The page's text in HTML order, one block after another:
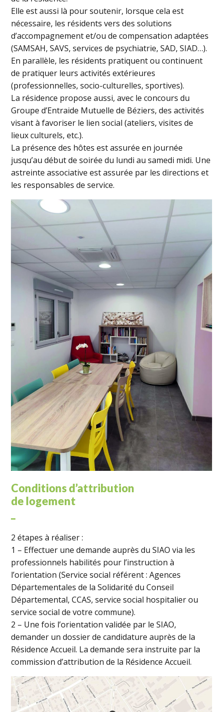
Elle est aussi là pour soutenir, lorsque cela est
nécessaire, les résidents vers des solutions
d’accompagnement et/ou de compensation adaptées
(SAMSAH, SAVS, services de psychiatrie, SAD, SIAD…).
En parallèle, les résidents pratiquent ou continuent
de pratiquer leurs activités extérieures
(professionnelles, socio-culturelles, sportives).
La résidence propose aussi, avec le concours du
Groupe d’Entraide Mutuelle de Béziers, des activités
visant à favoriser le lien social (ateliers, visites de
lieux culturels, etc.).
La présence des hôtes est assurée en journée
jusqu’au début de soirée du lundi au samedi midi. Une
astreinte associative est assurée par les directions et
les responsables de service.
Conditions d’attribution
de logement
2 étapes à réaliser :
1 – Effectuer une demande auprès du SIAO via les
professionnels habilités pour l’instruction à
l’orientation (Service social référent : Agences
Départementales de la Solidarité du Conseil
Départemental, CCAS, service social hospitalier ou
service social de votre commune).
2 – Une fois l’orientation validée par le SIAO,
demander un dossier de candidature auprès de la
Résidence Accueil. La demande sera instruite par la
commission d’attribution de la Résidence Accueil.